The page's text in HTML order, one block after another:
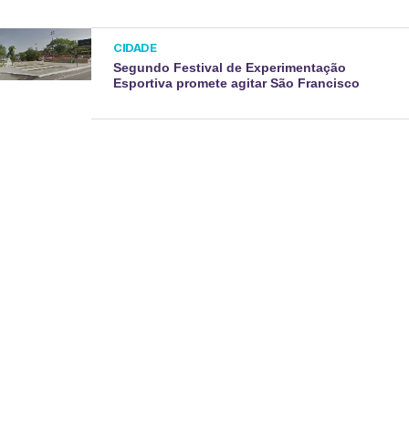
CIDADE
Segundo Festival de Experimentação
Esportiva promete agitar São Francisco